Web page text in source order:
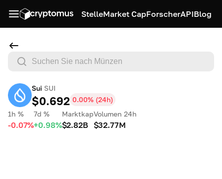
StelleMarket CapForscherAPIBlog
Sui SUI
$0.692 0.00% (24h)
1h %
-0.07%
7d %
+0.98%
Marktkap
$2.82B
Volumen 24h
$32.77M